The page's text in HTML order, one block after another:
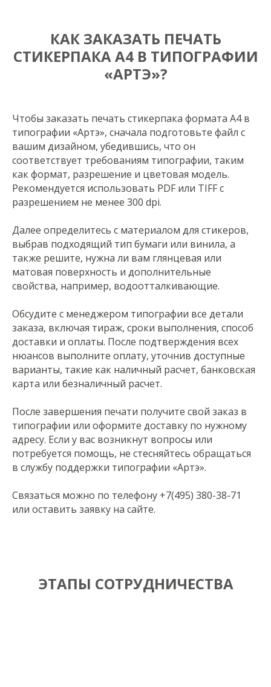
КАК ЗАКАЗАТЬ ПЕЧАТЬ
СТИКЕРПАКА А4 В ТИПОГРАФИИ
«АРТЭ»?
Чтобы заказать печать стикерпака формата A4 в
типографии «Артэ», сначала подготовьте файл с
вашим дизайном, убедившись, что он
соответствует требованиям типографии, таким
как формат, разрешение и цветовая модель.
Рекомендуется использовать PDF или TIFF с
разрешением не менее 300 dpi.
Далее определитесь с материалом для стикеров,
выбрав подходящий тип бумаги или винила, а
также решите, нужна ли вам глянцевая или
матовая поверхность и дополнительные
свойства, например, водоотталкивающие.
Обсудите с менеджером типографии все детали
заказа, включая тираж, сроки выполнения, способ
доставки и оплаты. После подтверждения всех
нюансов выполните оплату, уточнив доступные
варианты, такие как наличный расчет, банковская
карта или безналичный расчет.
После завершения печати получите свой заказ в
типографии или оформите доставку по нужному
адресу. Если у вас возникнут вопросы или
потребуется помощь, не стесняйтесь обращаться
в службу поддержки типографии «Артэ».
Связаться можно по телефону +7(495) 380-38-71
или оставить заявку на сайте.
ЭТАПЫ СОТРУДНИЧЕСТВА